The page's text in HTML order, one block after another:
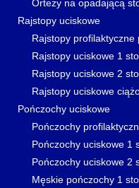
Ortezy na opadającą
Rajstopy uciskowe
Rajstopy profilaktyczne
Rajstopy uciskowe 1
Rajstopy uciskowe 2
Rajstopy uciskowe
Pończochy uciskowe
Pończochy
Pończochy uciskowe 1
Pończochy uciskowe 2
Męskie pończochy 1